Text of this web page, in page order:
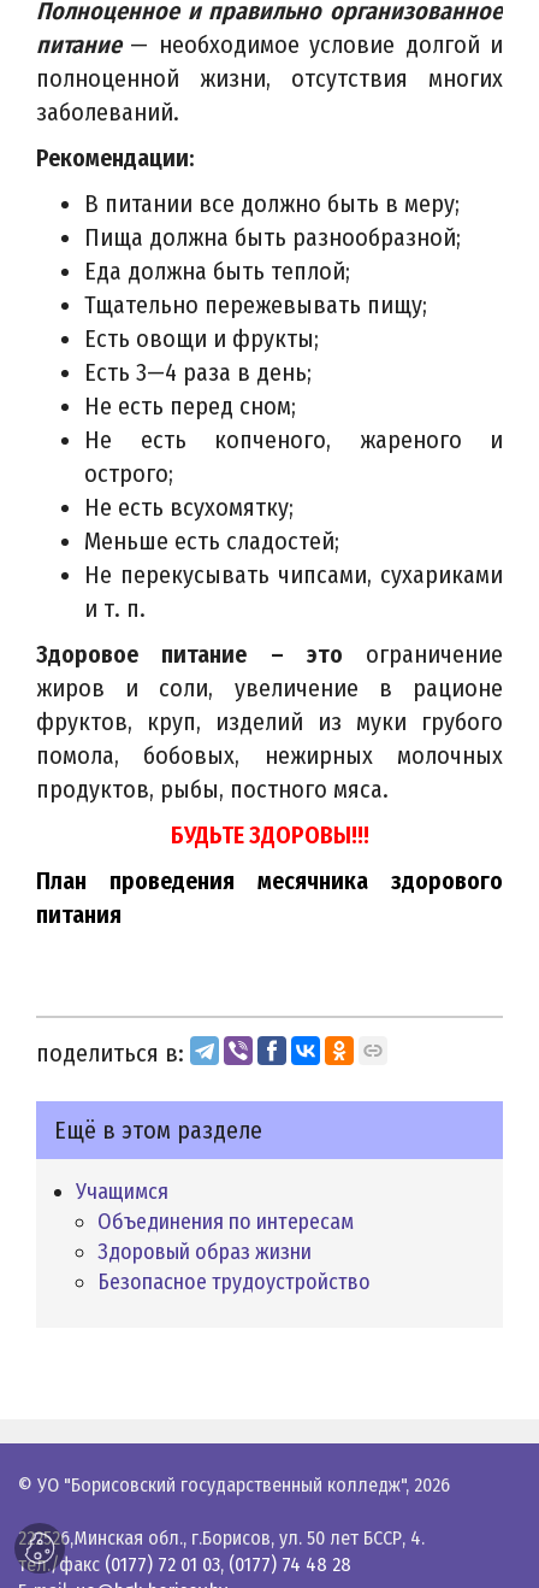
Полноценное и правильно организованное
питание — необходимое условие долгой и
полноценной жизни, отсутствия многих
заболеваний.
Рекомендации:
В питании все должно быть в меру;
Пища должна быть разнообразной;
Еда должна быть теплой;
Тщательно пережевывать пищу;
Есть овощи и фрукты;
Есть 3—4 раза в день;
Не есть перед сном;
Не есть копченого, жареного и
острого;
Не есть всухомятку;
Меньше есть сладостей;
Не перекусывать чипсами, сухариками
и т. п.
Здоровое питание – это ограничение
жиров и соли, увеличение в рационе
фруктов, круп, изделий из муки грубого
помола, бобовых, нежирных молочных
продуктов, рыбы, постного мяса.
БУДЬТЕ ЗДОРОВЫ!!!
План проведения месячника здорового
питания
поделиться в:
Ещё в этом разделе
Учащимся
Объединения по интересам
Здоровый образ жизни
Безопасное трудоустройство
© УО "Борисовский государственный колледж", 2026
222526,Минская обл., г.Борисов, ул. 50 лет БССР, 4.
тел./факс (0177) 72 01 03, (0177) 74 48 28